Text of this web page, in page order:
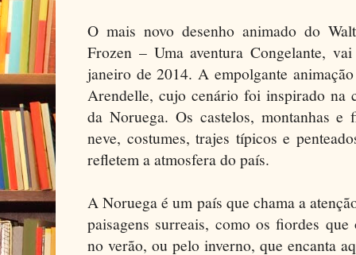
O mais novo desenho animado do
Frozen – Uma aventura Congelante,
janeiro de 2014. A empolgante
Arendelle, cujo cenário foi inspirado na
da Noruega. Os castelos, montanhas
neve, costumes, trajes típicos e
refletem a atmosfera do país.
A Noruega é um país que chama a
paisagens surreais, como os fiordes
no verão, ou pelo inverno, que encanta